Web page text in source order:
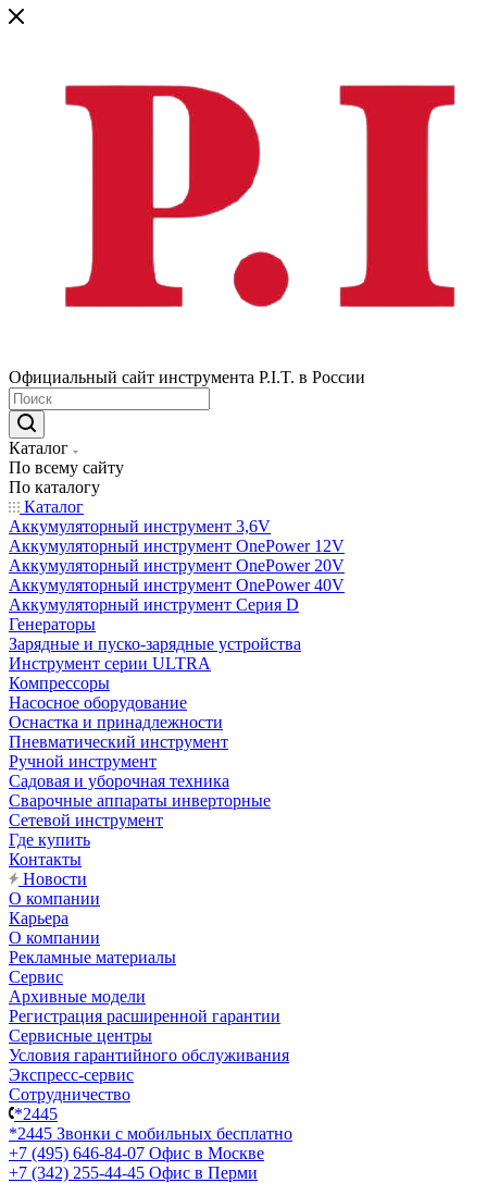
Официальный сайт инструмента P.I.T. в России
Каталог
По всему сайту
По каталогу
Каталог
Аккумуляторный инструмент 3,6V
Аккумуляторный инструмент OnePower 12V
Аккумуляторный инструмент OnePower 20V
Аккумуляторный инструмент OnePower 40V
Аккумуляторный инструмент Серия D
Генераторы
Зарядные и пуско-зарядные устройства
Инструмент серии ULTRA
Компрессоры
Насосное оборудование
Оснастка и принадлежности
Пневматический инструмент
Ручной инструмент
Садовая и уборочная техника
Сварочные аппараты инверторные
Сетевой инструмент
Где купить
Контакты
Новости
О компании
Карьера
О компании
Рекламные материалы
Сервис
Архивные модели
Регистрация расширенной гарантии
Сервисные центры
Условия гарантийного обслуживания
Экспресс-сервис
Сотрудничество
*2445
*2445 Звонки с мобильных бесплатно
+7 (495) 646-84-07 Офис в Москве
+7 (342) 255-44-45 Офис в Перми